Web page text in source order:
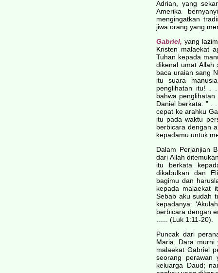
Adrian, yang
Amerika
mengingatkan
jiwa orang yang
Gabriel, yang
Kristen malaekat
Tuhan kepada
dikenal umat Allah
baca uraian sang
itu suara
penglihatan itu! .
bahwa
Daniel berkata: " .
cepat ke arahku
itu pada waktu
berbicara dengan
kepadamu untuk
Dalam Perjanjian
dari Allah
itu berkata
dikabulkan dan
bagimu dan
kepada malaekat
Sebab aku sudah
kepadanya:
berbicara dengan
...... (Luk 1:11-20).
Puncak dari
Maria, Dara murni
malaekat Gabriel
seorang perawan
keluarga Daud;